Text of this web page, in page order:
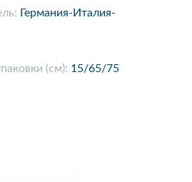
Германия-Италия-
(см): 15/65/75